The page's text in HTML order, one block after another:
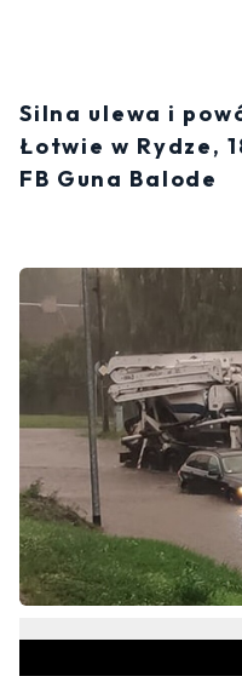
Silna ulewa i
Łotwie w Rydze,
FB Guna Balode